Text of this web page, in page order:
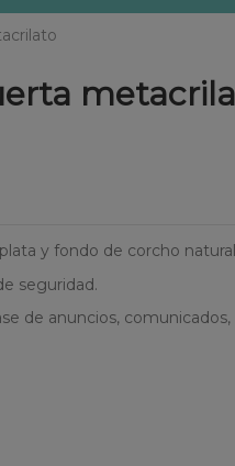
y fondo de corcho
seguridad.
de anuncios, comunicados,